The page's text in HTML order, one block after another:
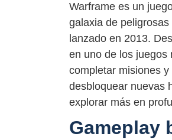
Warframe es un
galaxia de
lanzado en 2013.
en uno de los juegos
completar misiones
desbloquear nuevas
explorar más en
Gameplay